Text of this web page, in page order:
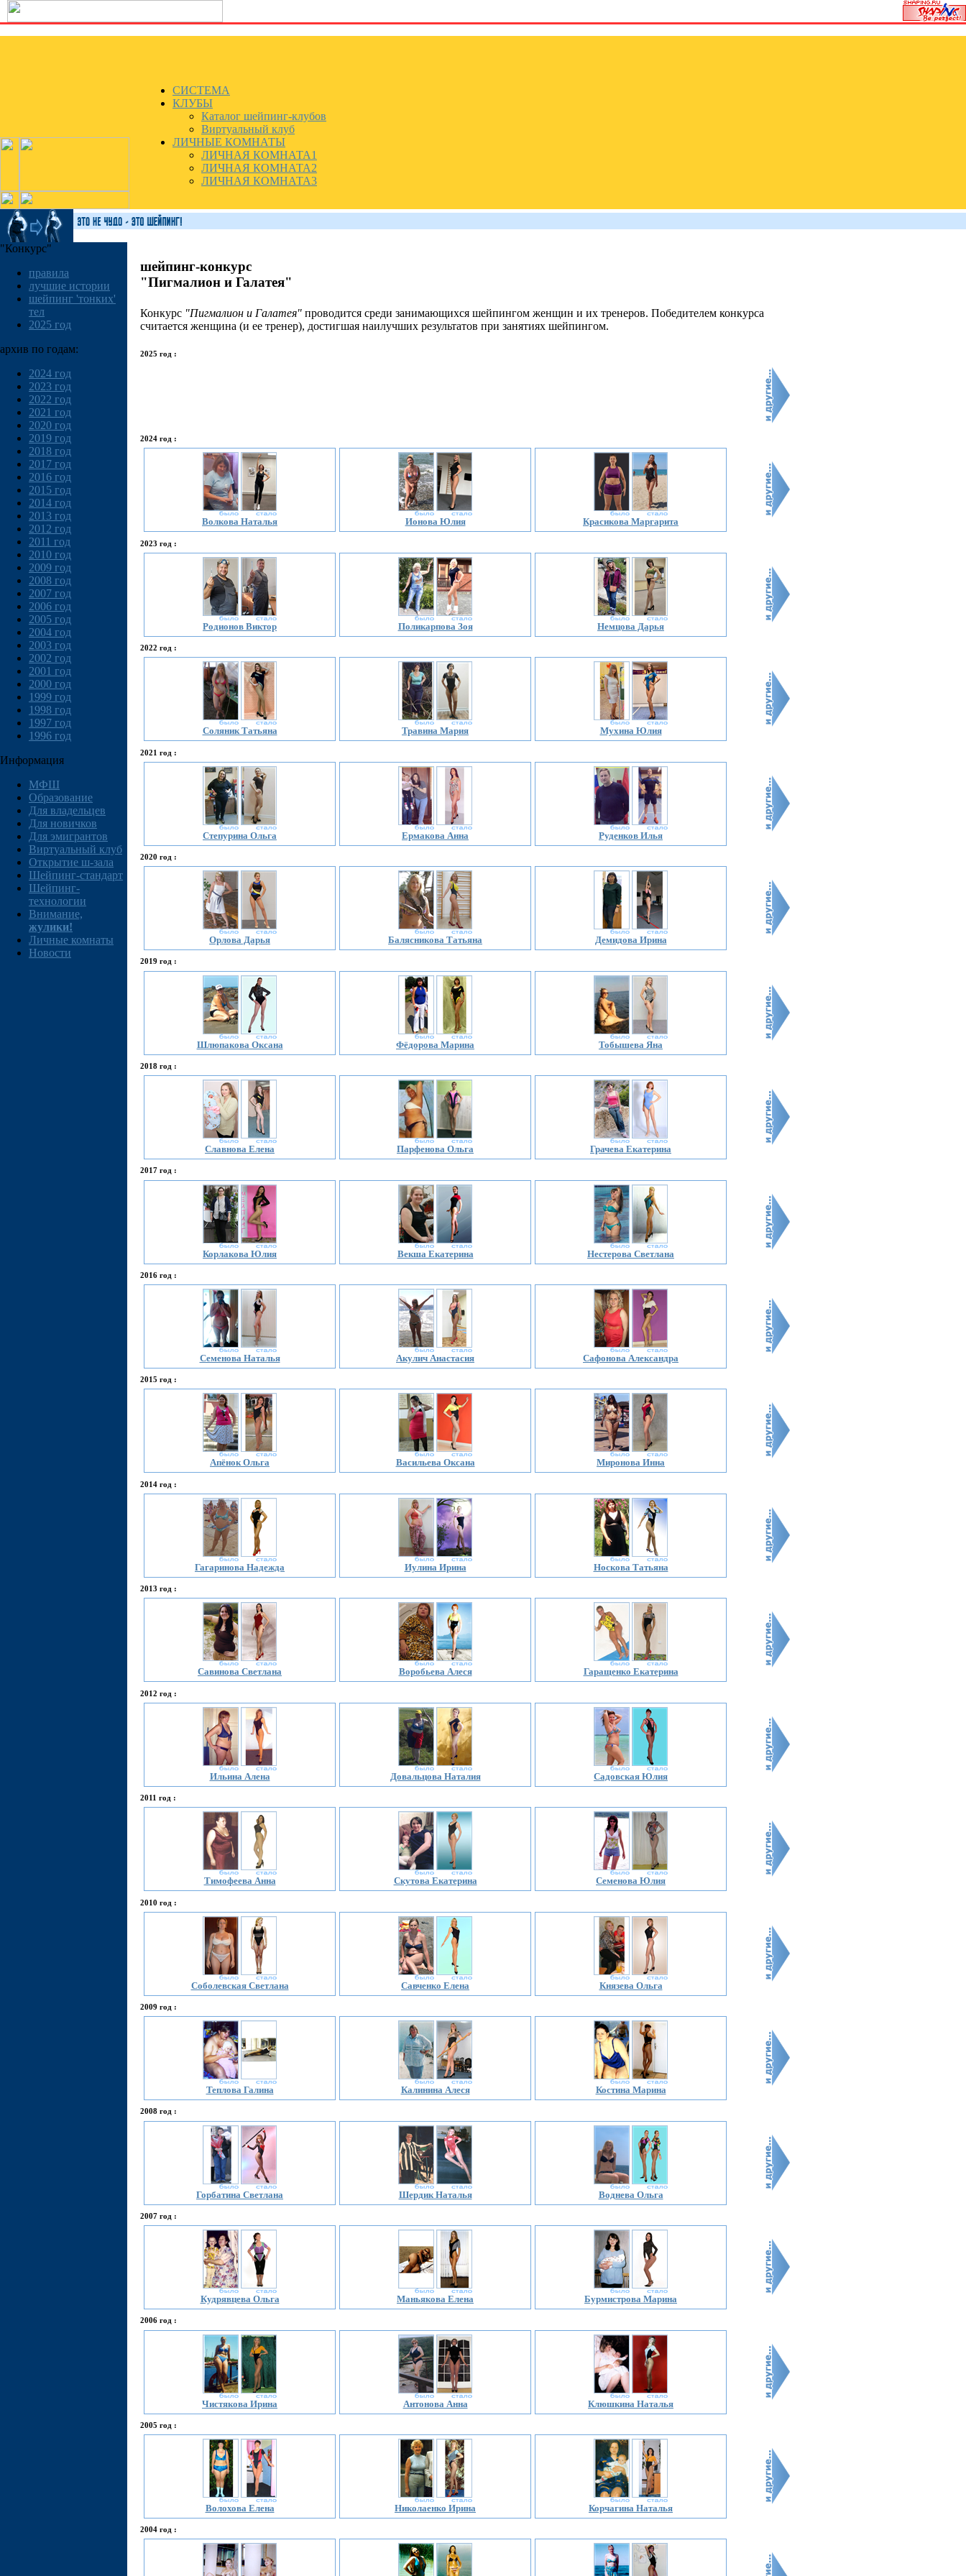
СИСТЕМА
КЛУБЫ
Каталог шейпинг-клубов
Виртуальный клуб
ЛИЧНЫЕ КОМНАТЫ
ЛИЧНАЯ КОМНАТА1
ЛИЧНАЯ КОМНАТА2
ЛИЧНАЯ КОМНАТА3
"Конкурс"
правила
лучшие истории
шейпинг 'тонких'
тел
2025 год
архив по годам:
2024 год
2023 год
2022 год
2021 год
2020 год
2019 год
2018 год
2017 год
2016 год
2015 год
2014 год
2013 год
2012 год
2011 год
2010 год
2009 год
2008 год
2007 год
2006 год
2005 год
2004 год
2003 год
2002 год
2001 год
2000 год
1999 год
1998 год
1997 год
1996 год
Информация
МФШ
Образование
Для владельцев
Для новичков
Для эмигрантов
Виртуальный клуб
Открытие ш-зала
Шейпинг-стандарт
Шейпинг-
технологии
Внимание,
жулики!
Личные комнаты
Новости
шейпинг-конкурс
"Пигмалион и Галатея"
Конкурс "Пигмалион и Галатея" проводится среди занимающихся шейпингом женщин и их тренеров. Победителем конкурса
считается женщина (и ее тренер), достигшая наилучших результатов при занятиях шейпингом.
2025 год :
2024 год :
Волкова Наталья Ионова Юлия Красикова Маргарита
2023 год :
Родионов Виктор Поликарпова Зоя Немцова Дарья
2022 год :
Соляник Татьяна Травина Мария Мухина Юлия
2021 год :
Степурина Ольга Ермакова Анна Руденков Илья
2020 год :
Орлова Дарья Балясникова Татьяна Демидова Ирина
2019 год :
Шлюпакова Оксана Фёдорова Марина Тобышева Яна
2018 год :
Славнова Елена Парфенова Ольга Грачева Екатерина
2017 год :
Корлакова Юлия Векша Екатерина Нестерова Светлана
2016 год :
Семенова Наталья Акулич Анастасия Сафонова Александра
2015 год :
Апёнок Ольга Васильева Оксана Миронова Инна
2014 год :
Гагаринова Надежда Иулина Ирина Носкова Татьяна
2013 год :
Савинова Светлана Воробьева Алеся Гаращенко Екатерина
2012 год :
Ильина Алена Довальцова Наталия Садовская Юлия
2011 год :
Тимофеева Анна Скутова Екатерина Семенова Юлия
2010 год :
Соболевская Светлана Савченко Елена Князева Ольга
2009 год :
Теплова Галина Калинина Алеся Костина Марина
2008 год :
Горбатина Светлана Шердик Наталья Воднева Ольга
2007 год :
Кудрявцева Ольга Маньякова Елена Бурмистрова Марина
2006 год :
Чистякова Ирина Антонова Анна Клюшкина Наталья
2005 год :
Волохова Елена Николаенко Ирина Корчагина Наталья
2004 год :